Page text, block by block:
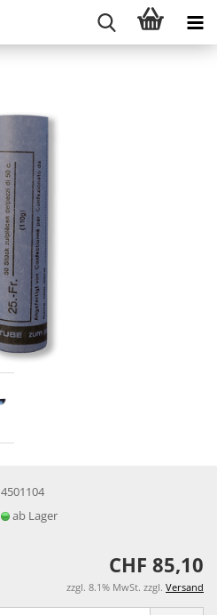
4501104
ab Lager
CHF 85,10
zzgl. 8.1% MwSt. zzgl. Versand